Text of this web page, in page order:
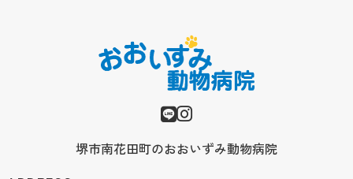
堺市南花田町のおおいずみ動物病院